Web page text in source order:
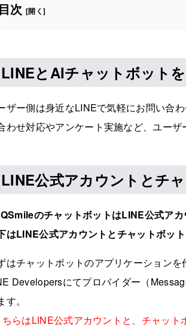
目次 [開く]
LINEとAIチャットボット
ザー側は身近なLINEで気軽にお問い合
わせ対応やアンケート実施など、ユー
LINE公式アカウントとチ
のチャットボットはLINE公式アカ
はLINE公式アカウントとチャットボッ
はチャットボットのアプリケーション
Developersにてプロバイダー（
す。
らはLINE公式アカウントと、チャット